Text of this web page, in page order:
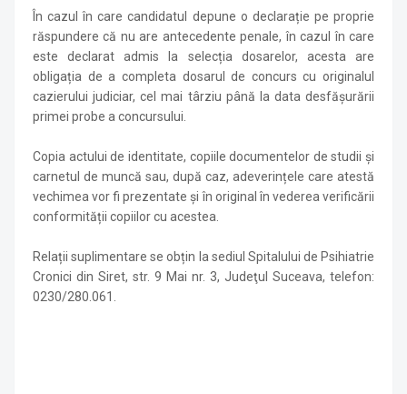
În cazul în care candidatul depune o declarație pe proprie
răspundere că nu are antecedente penale, în cazul în care
este declarat admis la selecția dosarelor, acesta are
obligația de a completa dosarul de concurs cu originalul
cazierului judiciar, cel mai târziu până la data desfășurării
primei probe a concursului.
Copia actului de identitate, copiile documentelor de studii și
carnetul de muncă sau, după caz, adeverințele care atestă
vechimea vor fi prezentate și în original în vederea verificării
conformității copiilor cu acestea.
Relații suplimentare se obțin la sediul Spitalului de Psihiatrie
Cronici din Siret, str. 9 Mai nr. 3, Judeţul Suceava, telefon:
0230/280.061.